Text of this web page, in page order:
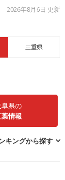
2026年8月6日 更新
三重県
県の
情報
キングから探す